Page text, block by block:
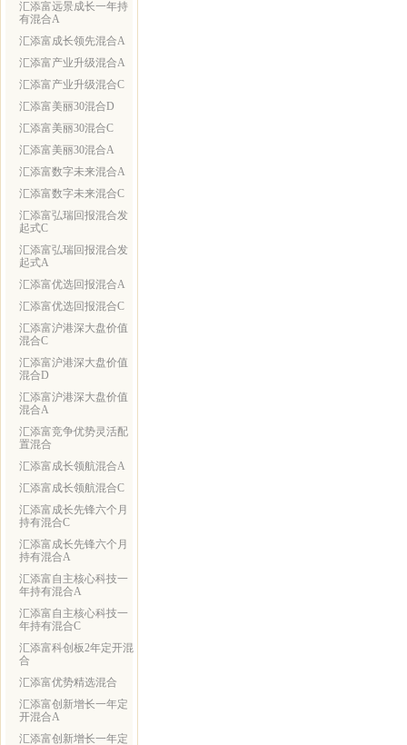
汇添富远景成长一年持
有混合A
汇添富成长领先混合A
汇添富产业升级混合A
汇添富产业升级混合C
汇添富美丽30混合D
汇添富美丽30混合C
汇添富美丽30混合A
汇添富数字未来混合A
汇添富数字未来混合C
汇添富弘瑞回报混合发
起式C
汇添富弘瑞回报混合发
起式A
汇添富优选回报混合A
汇添富优选回报混合C
汇添富沪港深大盘价值
混合C
汇添富沪港深大盘价值
混合D
汇添富沪港深大盘价值
混合A
汇添富竞争优势灵活配
置混合
汇添富成长领航混合A
汇添富成长领航混合C
汇添富成长先锋六个月
持有混合C
汇添富成长先锋六个月
持有混合A
汇添富自主核心科技一
年持有混合A
汇添富自主核心科技一
年持有混合C
汇添富科创板2年定开混
合
汇添富优势精选混合
汇添富创新增长一年定
开混合A
汇添富创新增长一年定